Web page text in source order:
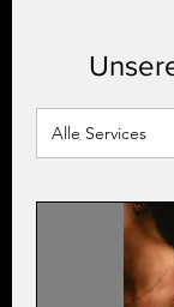
Alle Services